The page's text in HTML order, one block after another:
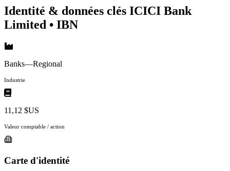
Identité & données clés ICICI Bank
Limited • IBN
Banks—Regional
Industrie
11,12 $US
Valeur comptable / action
Carte d'identité